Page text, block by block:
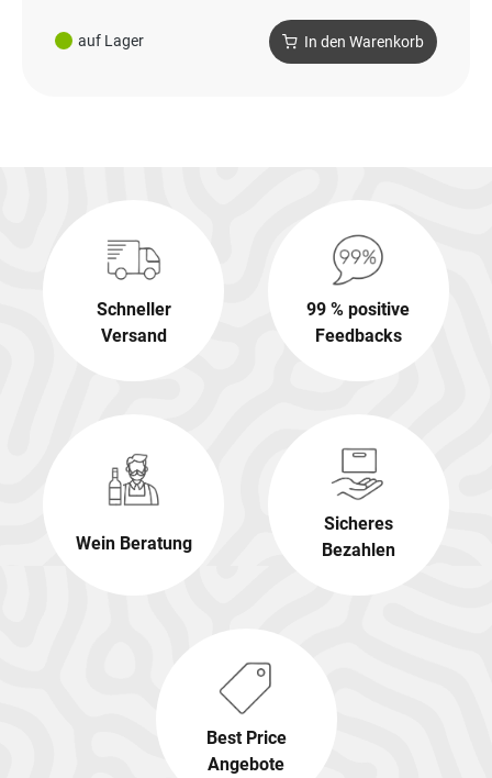
auf Lager In den Warenkorb
Schneller
Versand
99 % positive
Feedbacks
Wein Beratung
Sicheres
Bezahlen
Best Price
Angebote